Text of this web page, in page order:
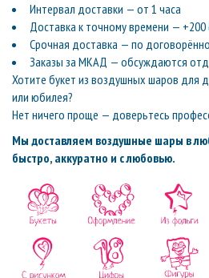
Интервал доставки — от 1 часа
Доставка к точному времени — +200
Срочная доставка — по
Заказы за МКАД — обсуждаются
Хотите букет из воздушных шаров для
или юбилея?
Нет ничего проще — доверьтесь
Мы доставляем воздушные шары в
быстро, аккуратно и с любовью.